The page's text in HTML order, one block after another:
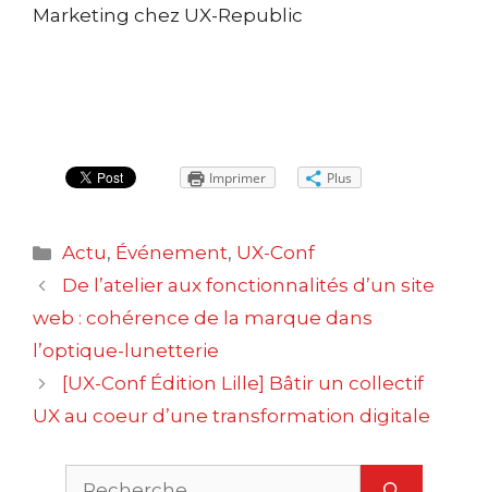
Marketing chez UX-Republic
Imprimer Plus
Catégories
Actu, Événement, UX-Conf
Navigation
des
De l’atelier aux fonctionnalités d’un site
web : cohérence de la marque dans
l’optique-lunetterie
[UX-Conf Édition Lille] Bâtir un collectif
UX au coeur d’une transformation digitale
Rechercher :